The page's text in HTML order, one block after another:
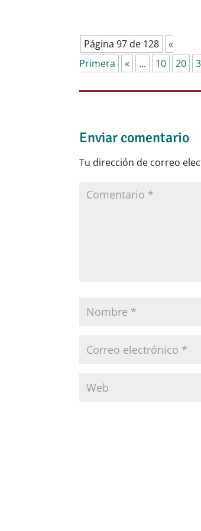
Página 97 de 128
«
Primera
« ... 10 20
Enviar comentario
Tu dirección de correo